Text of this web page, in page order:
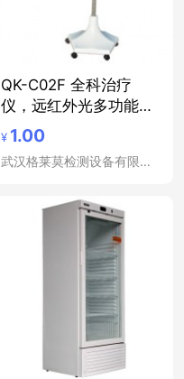
QK-C02F 全科治疗
仪，远红外光多功能治
疗仪
¥ 1.00
武汉格莱莫检测设备有限公司